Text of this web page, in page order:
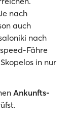
nach
auch
nach
Fähre
in nur
Ankunfts-